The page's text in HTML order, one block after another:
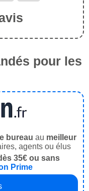
pour les
bureau au meilleur
agents ou élus
35€ ou sans
Prime